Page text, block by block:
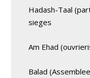
Hadash-Taal
sieges
Am Ehad
Balad